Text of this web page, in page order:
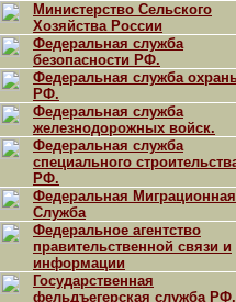
Министерство Сельского
Хозяйства России
Федеральная служба
безопасности РФ.
Федеральная служба
РФ.
Федеральная служба
железнодорожных войск.
Федеральная служба
специального
РФ.
Федеральная Миграционная
Служба
Федеральное агентство
правительственной связи и
информации
Государственная
фельдъегерская служба РФ.